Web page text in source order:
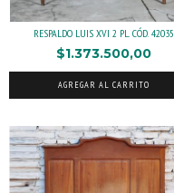
RESPALDO LUIS XVI 2 PL. CÓD. 42035
$1.373.500,00
AGREGAR AL CARRITO